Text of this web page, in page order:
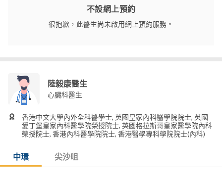
不設網上預約
很抱歉，此醫生尚未啟用網上預約服務。
陸毅康醫生
心臟科醫生
香港中文大學內外全科醫學士, 英國皇家內科醫學院院士, 英國
愛丁堡皇家內科醫學院榮授院士, 英國格拉斯哥皇家醫學院內科
榮授院士, 香港內科醫學院院士, 香港醫學專科學院院士(內科)
中環 尖沙咀